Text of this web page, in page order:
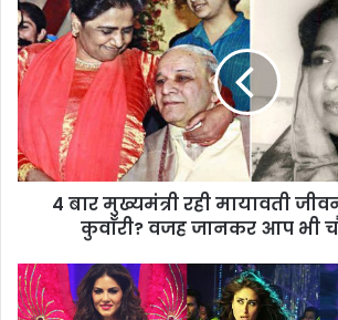
4 बार मुख्यमंत्री रही मायावती
कुवाँरी? वजह जानकर आप भी